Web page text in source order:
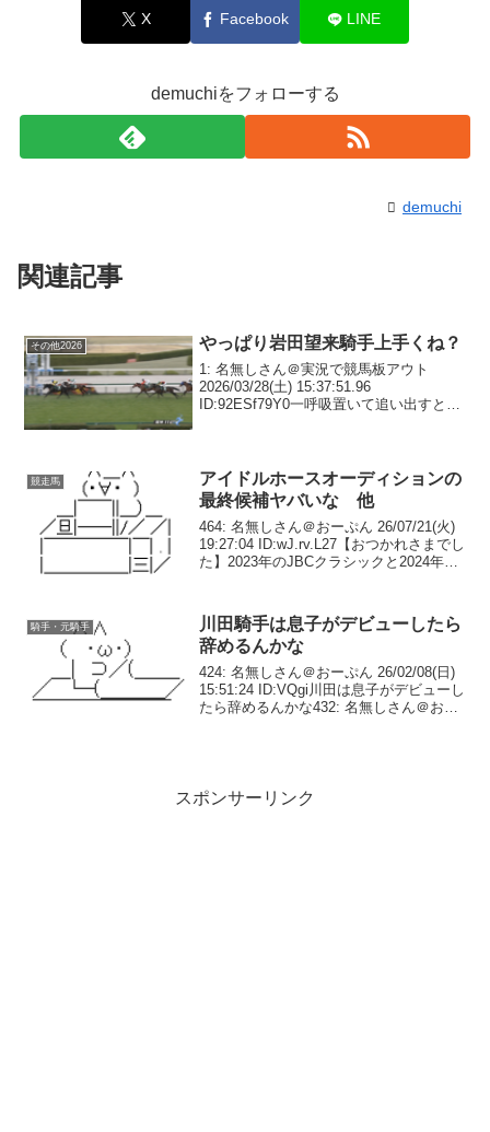
X Facebook LINE
demuchiをフォローする
demuchi
関連記事
その他2026 やっぱり岩田望来騎手上手くね？
1: 名無しさん＠実況で競馬板アウト
2026/03/28(土) 15:37:51.96
ID:92ESf79Y0一呼吸置いて追い出すとか
競走馬
アイドルホースオーディションの
最終候補ヤバいな 他
464: 名無しさん＠おーぷん 26/07/21(火)
19:27:04 ID:wJ.rv.L27【おつかれさまでし
た】2023年のJBCクラシックと2024年の
すること...
騎手・元騎手
川田騎手は息子がデビューしたら
辞めるんかな
424: 名無しさん＠おーぷん 26/02/08(日)
15:51:24 ID:VQgi川田は息子がデビューし
たら辞めるんかな432: 名無しさん＠おー
スポンサーリンク